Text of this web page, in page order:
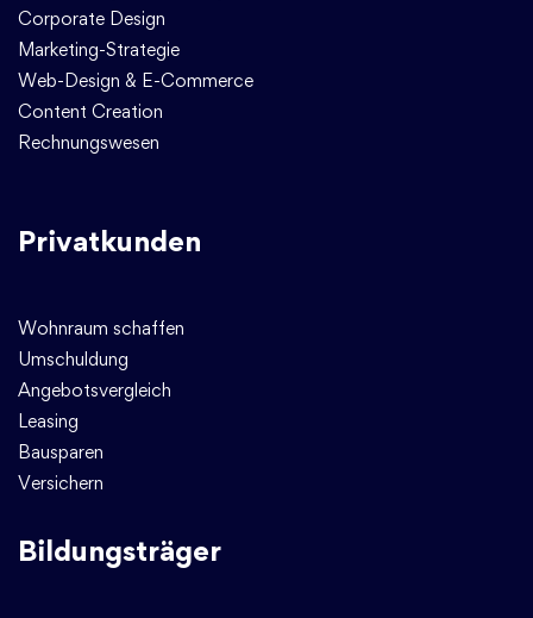
Corporate Design
Marketing-Strategie
Web-Design & E-Commerce
Content Creation
Rechnungswesen
Privatkunden
Wohnraum schaffen
Umschuldung
Angebotsvergleich
Leasing
Bausparen
Versichern
Bildungsträger